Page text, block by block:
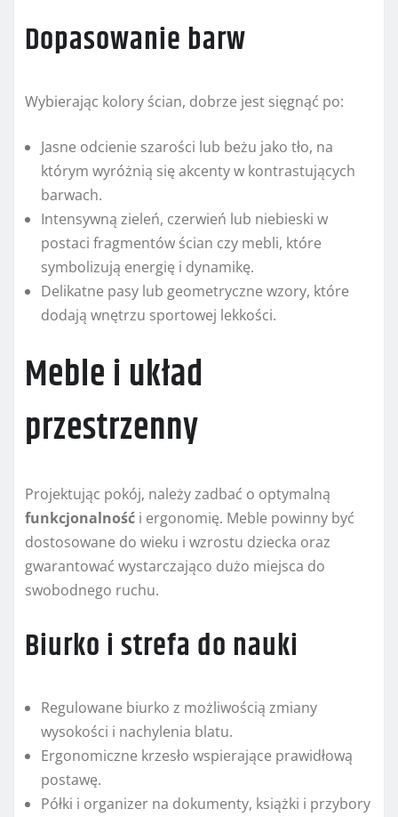
Dopasowanie barw
Wybierając kolory ścian, dobrze jest sięgnąć po:
Jasne odcienie szarości lub beżu jako tło, na
którym wyróżnią się akcenty w kontrastujących
barwach.
Intensywną zieleń, czerwień lub niebieski w
postaci fragmentów ścian czy mebli, które
symbolizują energię i dynamikę.
Delikatne pasy lub geometryczne wzory, które
dodają wnętrzu sportowej lekkości.
Meble i układ
przestrzenny
Projektując pokój, należy zadbać o optymalną
funkcjonalność i ergonomię. Meble powinny być
dostosowane do wieku i wzrostu dziecka oraz
gwarantować wystarczająco dużo miejsca do
swobodnego ruchu.
Biurko i strefa do nauki
Regulowane biurko z możliwością zmiany
wysokości i nachylenia blatu.
Ergonomiczne krzesło wspierające prawidłową
postawę.
Półki i organizer na dokumenty, książki i przybory